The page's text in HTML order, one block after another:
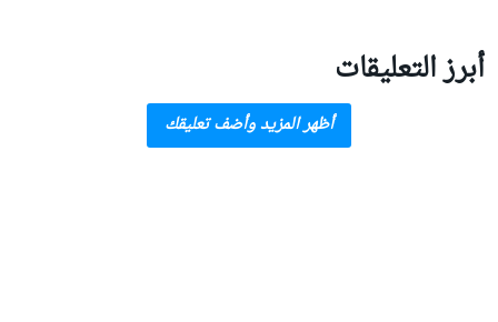
أبرز التعليقات
أظهر المزيد وأضف تعليقك